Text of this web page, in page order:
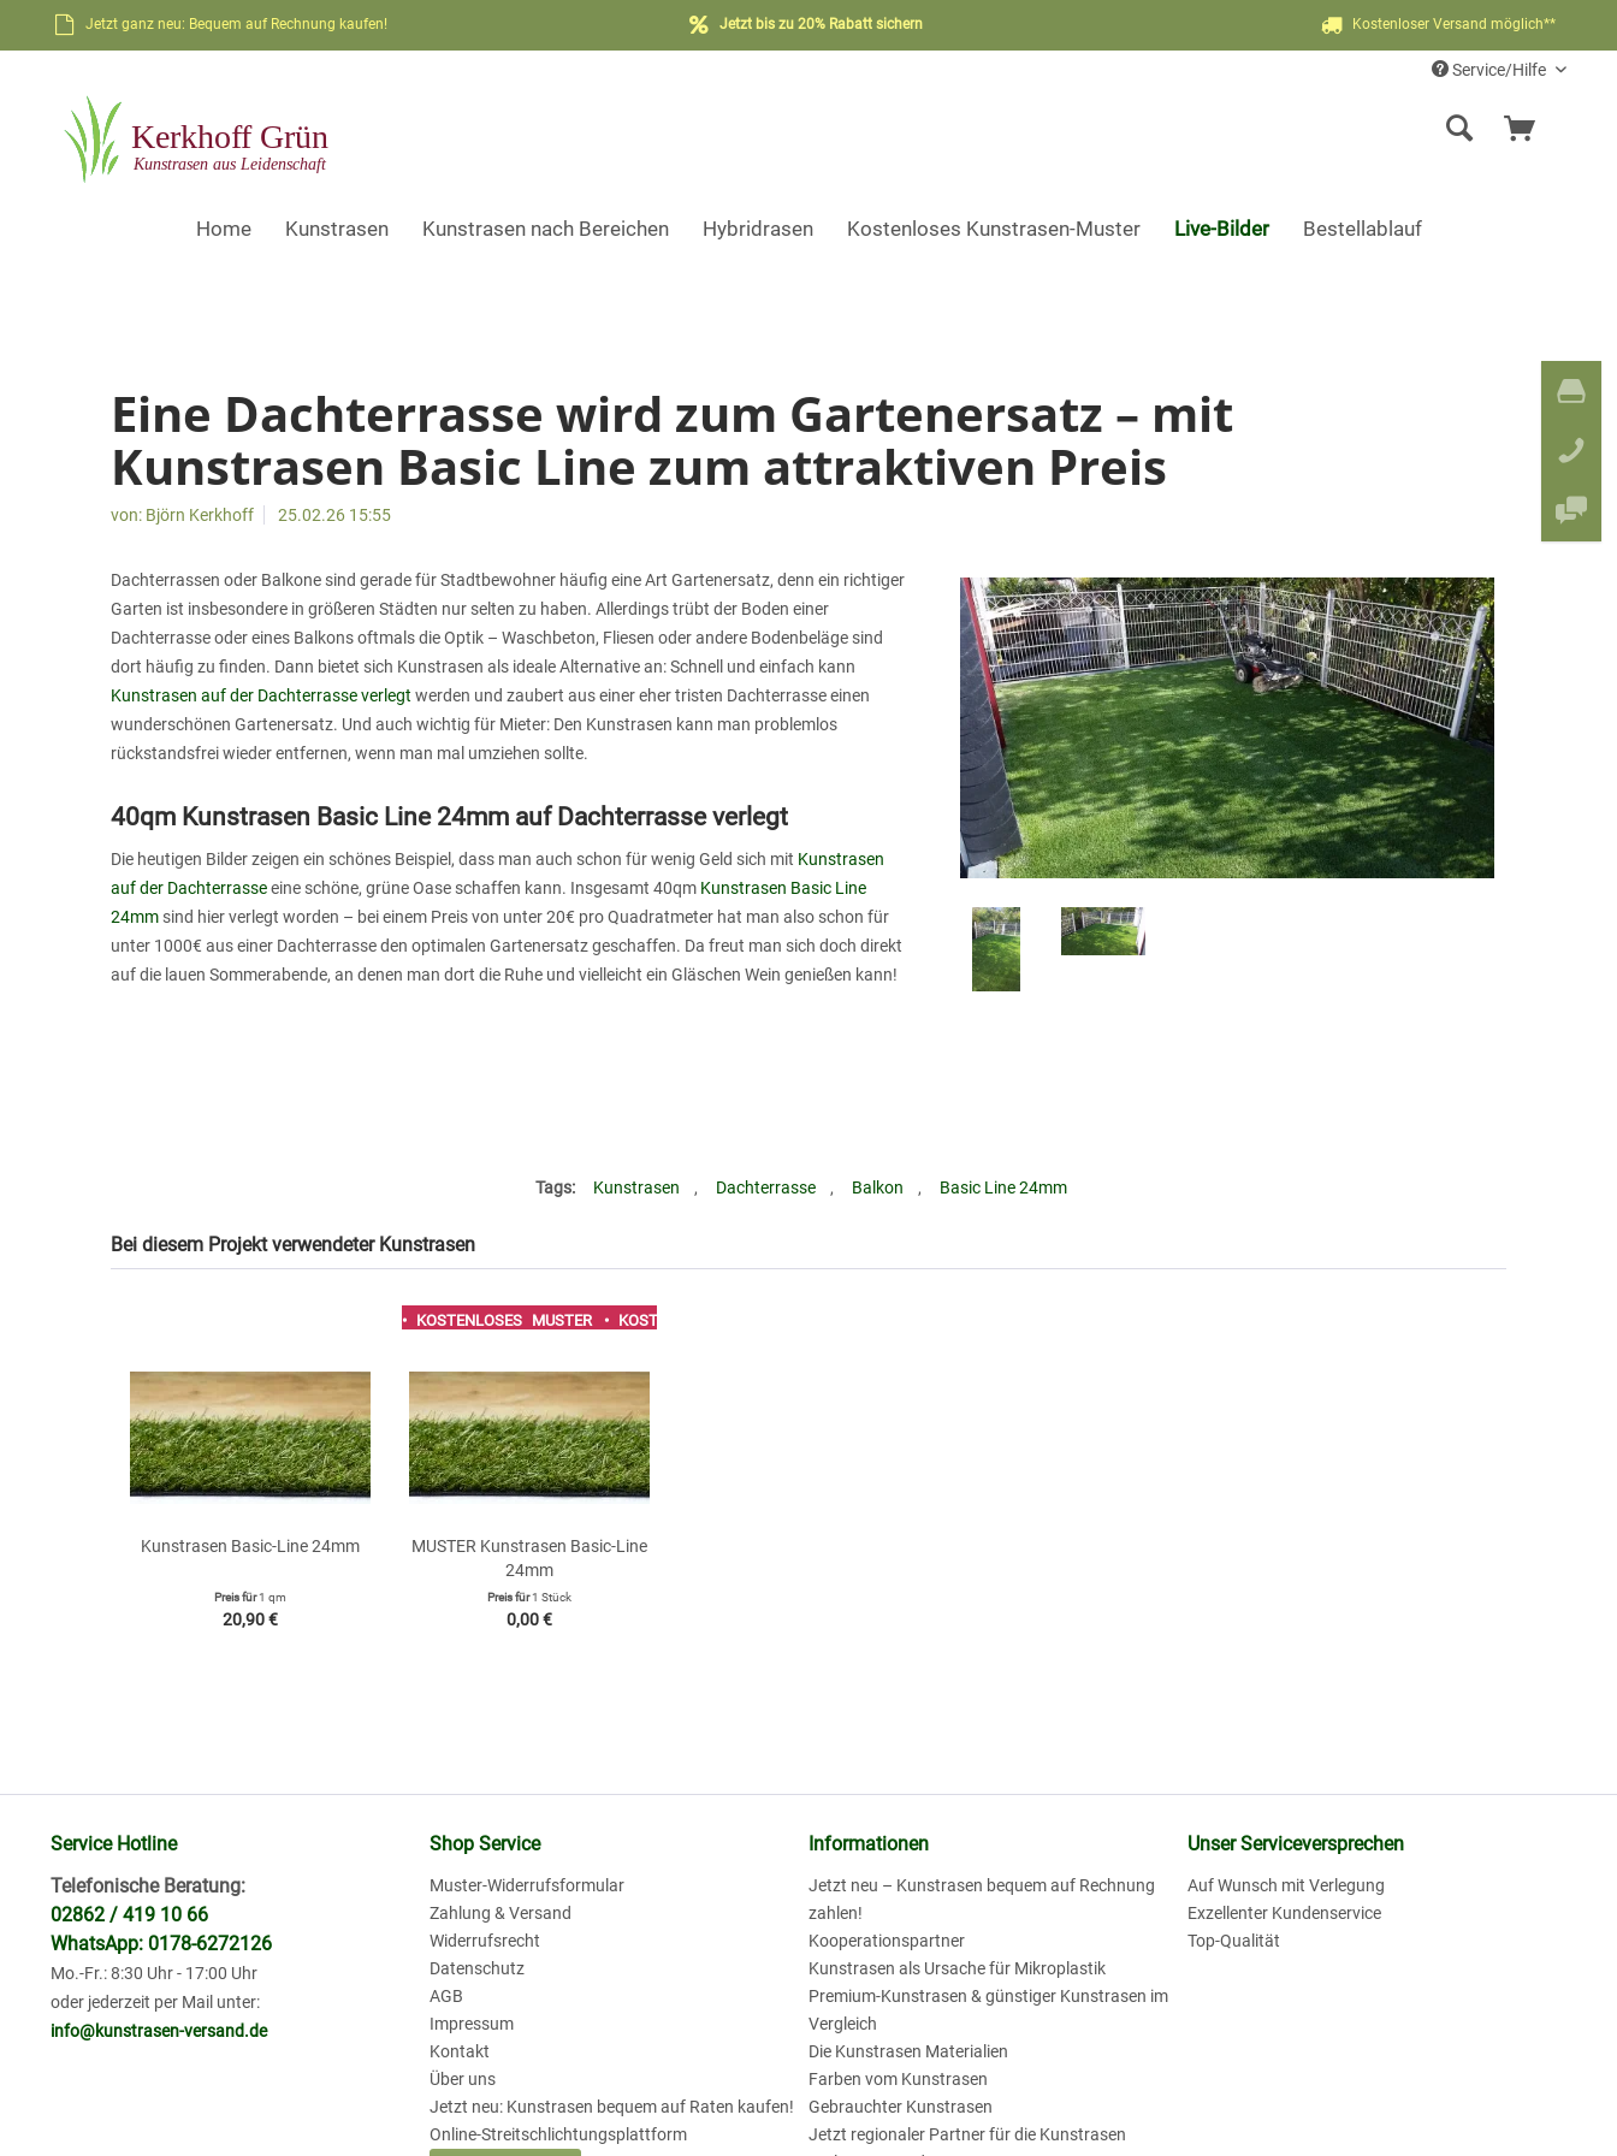
Jetzt ganz neu: Bequem auf Rechnung kaufen! Jetzt bis zu 20% Rabatt sichern Kostenloser Versand möglich**
Service/Hilfe
Home Kunstrasen Kunstrasen nach Bereichen Hybridrasen Kostenloses Kunstrasen-Muster Live-Bilder Bestellablauf
Eine Dachterrasse wird zum Gartenersatz – mit
Kunstrasen Basic Line zum attraktiven Preis
von: Björn Kerkhoff 25.02.26 15:55
Dachterrassen oder Balkone sind gerade für Stadtbewohner häufig eine Art Gartenersatz, denn ein richtiger
Garten ist insbesondere in größeren Städten nur selten zu haben. Allerdings trübt der Boden einer
Dachterrasse oder eines Balkons oftmals die Optik – Waschbeton, Fliesen oder andere Bodenbeläge sind
dort häufig zu finden. Dann bietet sich Kunstrasen als ideale Alternative an: Schnell und einfach kann
Kunstrasen auf der Dachterrasse verlegt werden und zaubert aus einer eher tristen Dachterrasse einen
wunderschönen Gartenersatz. Und auch wichtig für Mieter: Den Kunstrasen kann man problemlos
rückstandsfrei wieder entfernen, wenn man mal umziehen sollte.
40qm Kunstrasen Basic Line 24mm auf Dachterrasse verlegt
Die heutigen Bilder zeigen ein schönes Beispiel, dass man auch schon für wenig Geld sich mit Kunstrasen
auf der Dachterrasseeine schöne, grüne Oase schaffen kann. Insgesamt 40qm Kunstrasen Basic Line
24mm sind hier verlegt worden – bei einem Preis von unter 20€ pro Quadratmeter hat man also schon für
unter 1000€ aus einer Dachterrasse den optimalen Gartenersatz geschaffen. Da freut man sich doch direkt
auf die lauen Sommerabende, an denen man dort die Ruhe und vielleicht ein Gläschen Wein genießen kann!
Tags: Kunstrasen , Dachterrasse , Balkon , Basic Line 24mm
Bei diesem Projekt verwendeter Kunstrasen
Kunstrasen Basic-Line 24mm
Preis für1 qm
20,90 €
• KOSTENLOSES MUSTER • KOSTENLOSES MUSTER
MUSTER Kunstrasen Basic-Line
24mm
Preis für1 Stück
0,00 €
Service Hotline
Telefonische Beratung:
02862 / 419 10 66
WhatsApp: 0178-6272126
Mo.-Fr.: 8:30 Uhr - 17:00 Uhr
oder jederzeit per Mail unter:
info@kunstrasen-versand.de
Shop Service
Muster-Widerrufsformular
Zahlung & Versand
Widerrufsrecht
Datenschutz
AGB
Impressum
Kontakt
Über uns
Jetzt neu: Kunstrasen bequem auf Raten kaufen!
Online-Streitschlichtungsplattform
Informationen
Jetzt neu – Kunstrasen bequem auf Rechnung
zahlen!
Kooperationspartner
Kunstrasen als Ursache für Mikroplastik
Premium-Kunstrasen & günstiger Kunstrasen im
Vergleich
Die Kunstrasen Materialien
Farben vom Kunstrasen
Gebrauchter Kunstrasen
Jetzt regionaler Partner für die Kunstrasen
Unser Serviceversprechen
Auf Wunsch mit Verlegung
Exzellenter Kundenservice
Top-Qualität